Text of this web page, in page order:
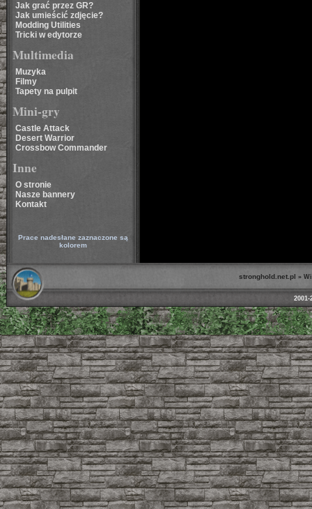
Jak grać przez GR?
Jak umieścić zdjęcie?
Modding Utilities
Tricki w edytorze
Multimedia
Muzyka
Filmy
Tapety na pulpit
Mini-gry
Castle Attack
Desert Warrior
Crossbow Commander
Inne
O stronie
Nasze bannery
Kontakt
Prace nadesłane zaznaczone są
kolorem
stronghold.net.pl »